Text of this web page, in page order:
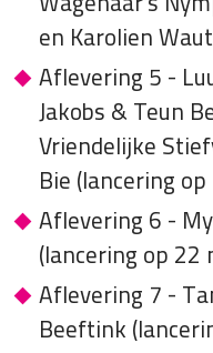
en Karolien
Aflevering 5 -
Jakobs & Teun
Vriendelijke
Bie (lancering
Aflevering 6 -
(lancering op 22
Aflevering 7 -
Beeftink